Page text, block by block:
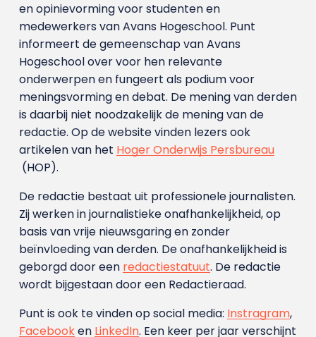
en opinievorming voor studenten en
medewerkers van Avans Hoge­school. Punt
informeert de gemeenschap van Avans
Hogeschool over voor hen relevante
onderwerpen en fungeert als podium voor
meningsvorming en debat. De mening van derden
is daarbij niet noodzakelijk de mening van de
redactie. Op de website vinden lezers ook
artikelen van het Hoger Onderwijs Persbureau
(HOP).
De redactie bestaat uit professionele journalisten.
Zij werken in journalistieke onafhankelijkheid, op
basis van vrije nieuwsgaring en zonder
beïnvloeding van derden. De onafhankelijkheid is
geborgd door een redactiestatuut. De redactie
wordt bijgestaan door een Redactieraad.
Punt is ook te vinden op social media: Instragram,
Facebooken LinkedIn. Een keer per jaar verschijnt